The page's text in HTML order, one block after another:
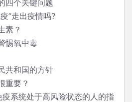
四个关键问题
”走出疫情吗?
素？
惕氧中毒
共和国的方针
重要？
系统处于高风险状态的人的指